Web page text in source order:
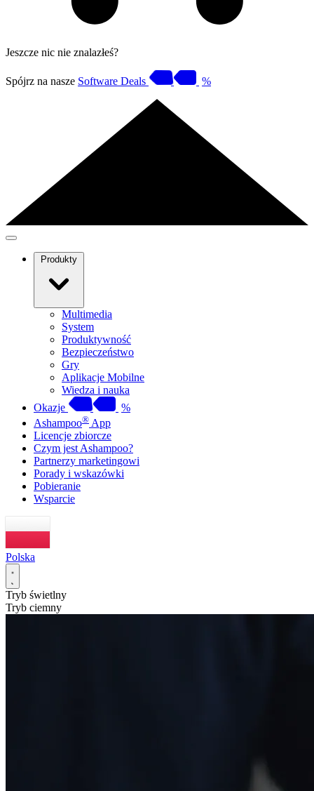
Jeszcze nic nie znalazłeś?
Spójrz na nasze Software Deals %
Produkty
Multimedia
System
Produktywność
Bezpieczeństwo
Gry
Aplikacje Mobilne
Wiedza i nauka
Okazje
%
Ashampoo® App
Licencje zbiorcze
Czym jest Ashampoo?
Partnerzy marketingowi
Porady i wskazówki
Pobieranie
Wsparcie
Polska
Tryb świetlny
Tryb ciemny